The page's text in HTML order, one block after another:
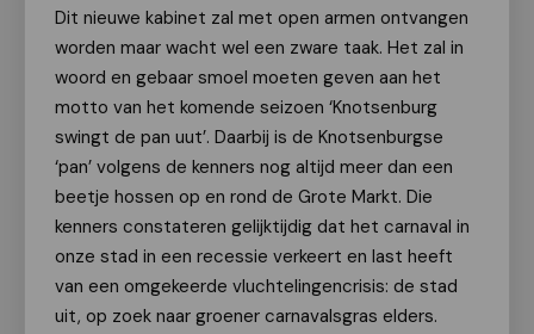
Dit nieuwe kabinet zal met open armen ontvangen
worden maar wacht wel een zware taak. Het zal in
woord en gebaar smoel moeten geven aan het
motto van het komende seizoen ‘Knotsenburg
swingt de pan uut’. Daarbij is de Knotsenburgse
‘pan’ volgens de kenners nog altijd meer dan een
beetje hossen op en rond de Grote Markt. Die
kenners constateren gelijktijdig dat het carnaval in
onze stad in een recessie verkeert en last heeft
van een omgekeerde vluchtelingencrisis: de stad
uit, op zoek naar groener carnavalsgras elders.